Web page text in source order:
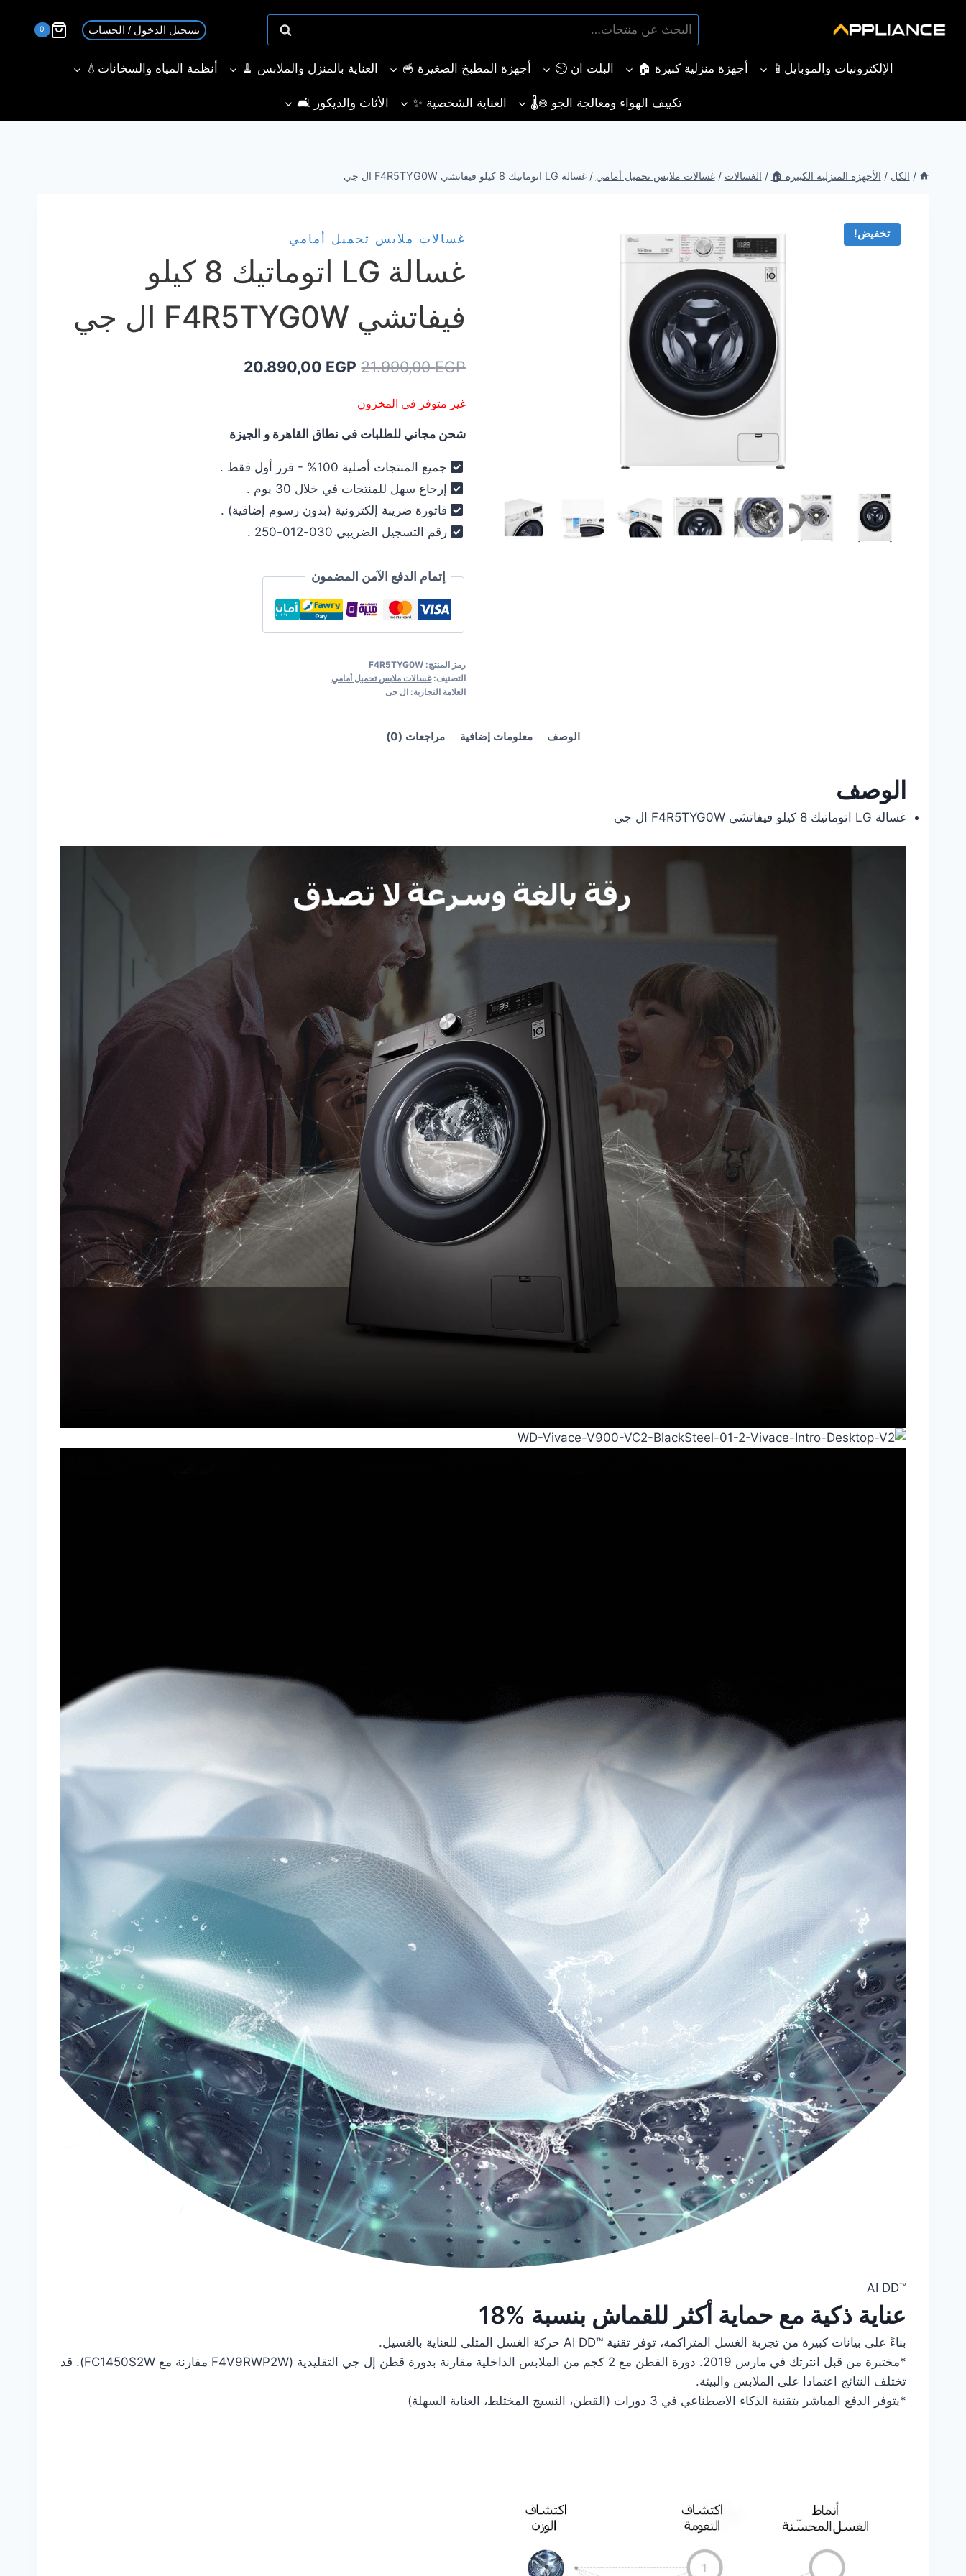
البحث
عن:
بحث تسجيل الدخول / الحساب 0
الإلكترونيات والموبايل📱 أجهزة منزلية كبيرة 🏠 البلت ان ⏲️ أجهزة المطبخ الصغيرة 🥣 العناية بالمنزل والملابس 🧹 أنظمة المياه والسخانات💧
تكييف الهواء ومعالجة الجو ❄️🌡️ العناية الشخصية ✨ الأثاث والديكور 🛋️
/ الكل / الأجهزة المنزلية الكبيرة 🏠 / الغسالات / غسالات ملابس تحميل أمامي / غسالة LG اتوماتيك 8 كيلو فيفاتشي F4R5TYG0W ال جي
تخفيض! غسالات ملابس تحميل أمامي
غسالة LG اتوماتيك 8 كيلو
فيفاتشي F4R5TYG0W ال جي
21.990,00EGP
السعر
21.990,00 EGP.
20.890,00 EGP
السعر
20.890,00 EGP.
غير متوفر في المخزون
شحن مجاني للطلبات فى نطاق القاهرة و الجيزة
جميع المنتجات أصلية 100% - فرز أول فقط .
إرجاع سهل للمنتجات في خلال 30 يوم .
فاتورة ضريبة إلكترونية (بدون رسوم إضافية) .
رقم التسجيل الضريبي 030-012-250 .
إتمام الدفع الآمن المضمون
رمز المنتج: F4R5TYG0W
التصنيف:غسالات ملابس تحميل أمامي
العلامة التجارية: ال جى
الوصف معلومات إضافية مراجعات (0)
الوصف
غسالة LG اتوماتيك 8 كيلو فيفاتشي F4R5TYG0W ال جي
™AI DD
عناية ذكية مع حماية أكثر للقماش بنسبة %18
بناءً على بيانات كبيرة من تجربة الغسل المتراكمة، توفر تقنية ™‎AI DD‎ حركة الغسل المثلى للعناية بالغسيل.
*مختبرة من قبل انترتك في مارس 2019. دورة القطن مع 2 كجم من الملابس الداخلية مقارنة بدورة قطن إل جي التقليدية (F4V9RWP2W مقارنة مع FC1450S2W). قد
تختلف النتائج اعتمادا على الملابس والبيئة.
*يتوفر الدفع المباشر بتقنية الذكاء الاصطناعي في 3 دورات (القطن، النسيج المختلط، العناية السهلة)